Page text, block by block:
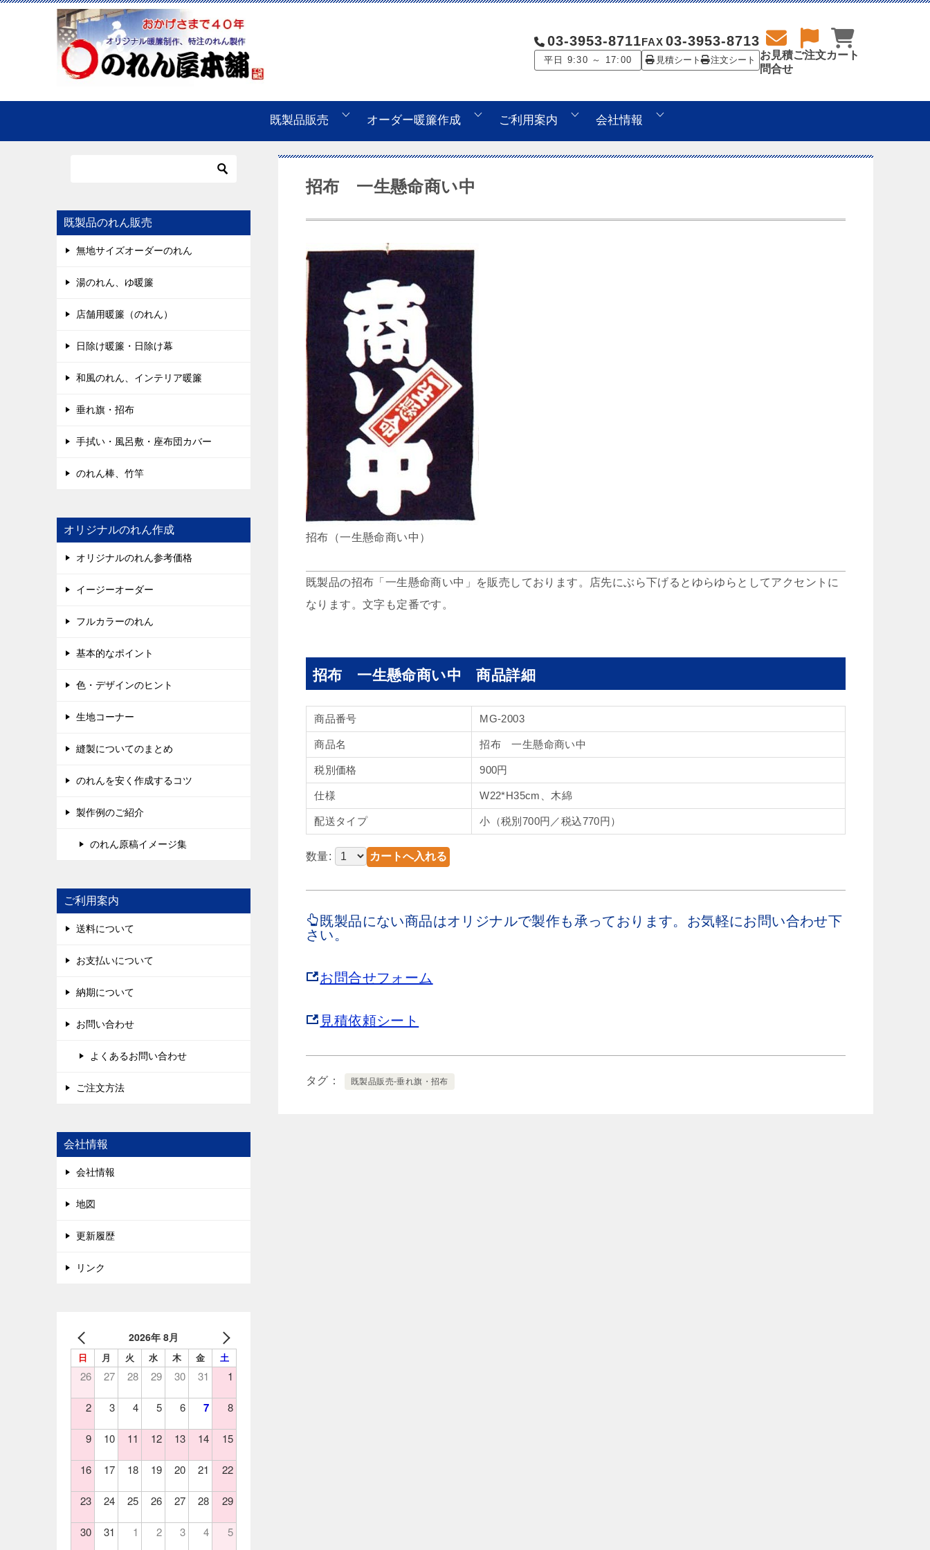
03-3953-8711
平日 9:30 ～ 17:00
FAX 03-3953-8713
見積シート 注文シート
お見積
問合せ
ご注文カート
既製品販売 オーダー暖簾作成 ご利用案内 会社情報
招布 一生懸命商い中
招布（一生懸命商い中）
既製品の招布「一生懸命商い中」を販売しております。店先にぶら下げるとゆらゆらとしてアクセントに
なります。文字も定番です。
招布 一生懸命商い中 商品詳細
商品番号 MG-2003
商品名 招布 一生懸命商い中
税別価格 900円
仕様 W22*H35cm、木綿
配送タイプ 小（税別700円／税込770円）
数量:
既製品にない商品はオリジナルで製作も承っております。お気軽にお問い合わせ下
さい。
お問合せフォーム
見積依頼シート
タグ 既製品販売-垂れ旗・招布
既製品のれん販売
無地サイズオーダーのれん
湯のれん、ゆ暖簾
店舗用暖簾（のれん）
日除け暖簾・日除け幕
和風のれん、インテリア暖簾
垂れ旗・招布
手拭い・風呂敷・座布団カバー
のれん棒、竹竿
オリジナルのれん作成
オリジナルのれん参考価格
イージーオーダー
フルカラーのれん
基本的なポイント
色・デザインのヒント
生地コーナー
縫製についてのまとめ
のれんを安く作成するコツ
製作例のご紹介
のれん原稿イメージ集
ご利用案内
送料について
お支払いについて
納期について
お問い合わせ
よくあるお問い合わせ
ご注文方法
会社情報
会社情報
地図
更新履歴
リンク
2026年 8月
日 月 火 水 木 金 土
26 27 28 29 30 31 1
2 3 4 5 6 7 8
9 10 11 12 13 14 15
16 17 18 19 20 21 22
23 24 25 26 27 28 29
30 31 1 2 3 4 5